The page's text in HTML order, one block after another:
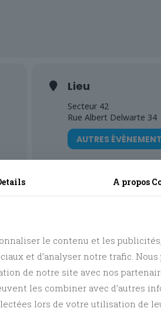
Mercredi 24 février
GRATUIT
Vient apprendre les
Activité réservée
Lieu
Secteur 42
Rue Albert Delwarte 34
AUTRES
A propos
le contenu et les
et d’analyser notre trafic. Nous
de notre site avec nos
les combiner avec d’autres
lors de votre utilisation de